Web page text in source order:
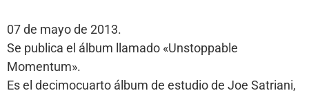
07 de mayo de 2013.
Se publica el álbum llamado «Unstoppable
Momentum».
Es el decimocuarto álbum de estudio de Joe Satriani,